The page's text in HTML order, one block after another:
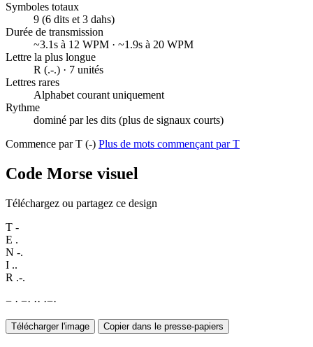
Symboles totaux
9 (6 dits et 3 dahs)
Durée de transmission
~3.1s à 12 WPM · ~1.9s à 20 WPM
Lettre la plus longue
R (.-.) · 7 unités
Lettres rares
Alphabet courant uniquement
Rythme
dominé par les dits (plus de signaux courts)
Commence par T (-) Plus de mots commençant par T
Code Morse visuel
Téléchargez ou partagez ce design
T -
E .
N -.
I ..
R .-.
− · −· ·· ·−·
Télécharger l'image Copier dans le presse-papiers